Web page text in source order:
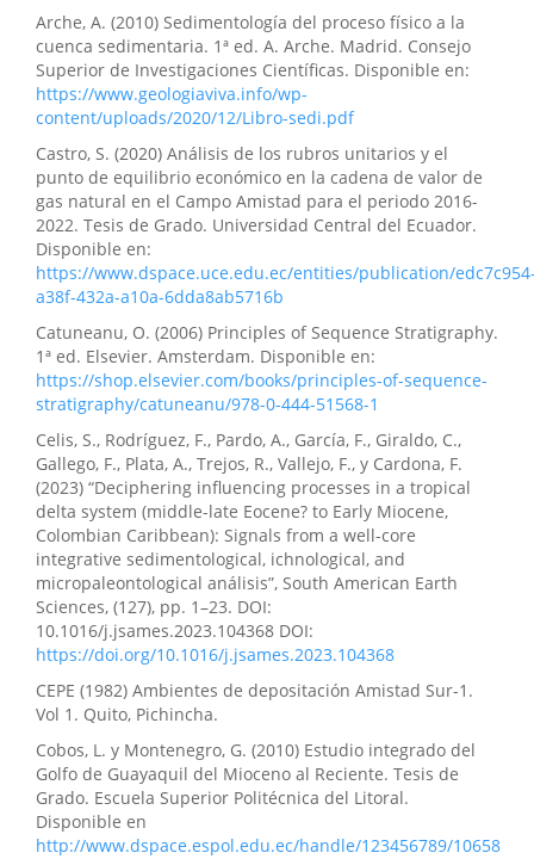
Arche, A. (2010) Sedimentología del proceso físico a la
cuenca sedimentaria. 1ª ed. A. Arche. Madrid. Consejo
Superior de Investigaciones Científicas. Disponible en:
https://www.geologiaviva.info/wp-
content/uploads/2020/12/Libro-sedi.pdf
Castro, S. (2020) Análisis de los rubros unitarios y el
punto de equilibrio económico en la cadena de valor de
gas natural en el Campo Amistad para el periodo 2016-
2022. Tesis de Grado. Universidad Central del Ecuador.
Disponible en:
https://www.dspace.uce.edu.ec/entities/publication/
a38f-432a-a10a-6dda8ab5716b
Catuneanu, O. (2006) Principles of Sequence Stratigraphy.
1ª ed. Elsevier. Amsterdam. Disponible en:
https://shop.elsevier.com/books/principles-of-sequence-
stratigraphy/catuneanu/978-0-444-51568-1
Celis, S., Rodríguez, F., Pardo, A., García, F., Giraldo, C.,
Gallego, F., Plata, A., Trejos, R., Vallejo, F., y Cardona, F.
(2023) “Deciphering influencing processes in a tropical
delta system (middle-late Eocene? to Early Miocene,
Colombian Caribbean): Signals from a well-core
integrative sedimentological, ichnological, and
micropaleontological análisis”, South American Earth
Sciences, (127), pp. 1–23. DOI:
10.1016/j.jsames.2023.104368 DOI:
https://doi.org/10.1016/j.jsames.2023.104368
CEPE (1982) Ambientes de depositación Amistad Sur-1.
Vol 1. Quito, Pichincha.
Cobos, L. y Montenegro, G. (2010) Estudio integrado del
Golfo de Guayaquil del Mioceno al Reciente. Tesis de
Grado. Escuela Superior Politécnica del Litoral.
Disponible en
http://www.dspace.espol.edu.ec/handle/123456789/10658